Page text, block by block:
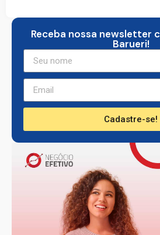
Receba nossa newsletter
Barueri!
Cadastre-se!